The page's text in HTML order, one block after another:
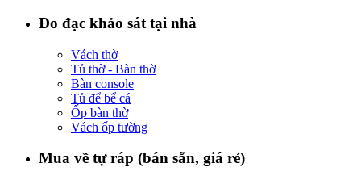
Đo đạc khảo sát tại nhà
Vách thờ
Tủ thờ - Bàn thờ
Bàn console
Tủ để bể cá
Ốp bàn thờ
Vách ốp tường
Mua về tự ráp (bán sẵn, giá rẻ)